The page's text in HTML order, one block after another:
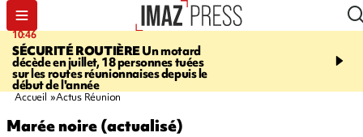
10:46
SÉCURITÉ ROUTIÈREUn motard
décède en juillet, 18 personnes tuées
sur les routes réunionnaises depuis le
début de l'année
13:49
mineurs - un courrier
Accueil Actus Réunion
Marée noire (actualisé)